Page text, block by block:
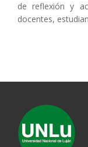
de reflexión y
docentes,